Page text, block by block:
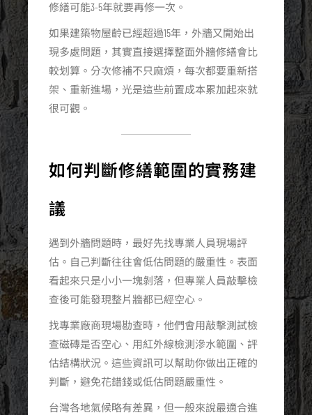
修繕可能3-5年就要再修一次。
如果建築物屋齡已經超過15年，外牆又開始出
現多處問題，其實直接選擇整面外牆修繕會比
較划算。分次修補不只麻煩，每次都要重新搭
架、重新進場，光是這些前置成本累加起來就
很可觀。
如何判斷修繕範圍的實務建
議
遇到外牆問題時，最好先找專業人員現場評
估。自己判斷往往會低估問題的嚴重性。表面
看起來只是小小一塊剝落，但專業人員敲擊檢
查後可能發現整片牆都已經空心。
找專業廠商現場勘查時，他們會用敲擊測試檢
查磁磚是否空心、用紅外線檢測滲水範圍、評
估結構狀況。這些資訊可以幫助你做出正確的
判斷，避免花錯錢或低估問題嚴重性。
台灣各地氣候略有差異，但一般來說最適合進